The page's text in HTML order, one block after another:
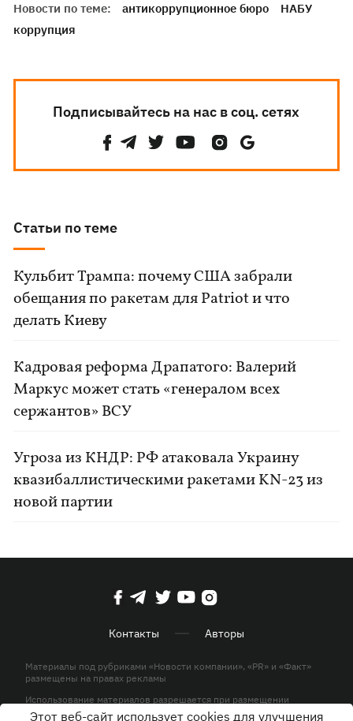
Новости по теме: антикоррупционное бюро
НАБУ
коррупция
Подписывайтесь на нас в соц. сетях
Статьи по теме
Кульбит Трампа: почему США забрали
обещания по ракетам для Patriot и что
делать Киеву
Кадровая реформа Драпатого: Валерий
Маркус может стать «генералом всех
сержантов» ВСУ
Угроза из КНДР: РФ атаковала Украину
квазибаллистическими ракетами KN-23 из
новой партии
Контакты Авторы
Материалы под рубриками «Новости компании», «PR» и «Факт»
размещены на правах рекламы
Использование материалов разрешается при размещении
активной гиперссылки на KP.UA в первом абзаце.
Этот веб-сайт использует cookies для улучшения